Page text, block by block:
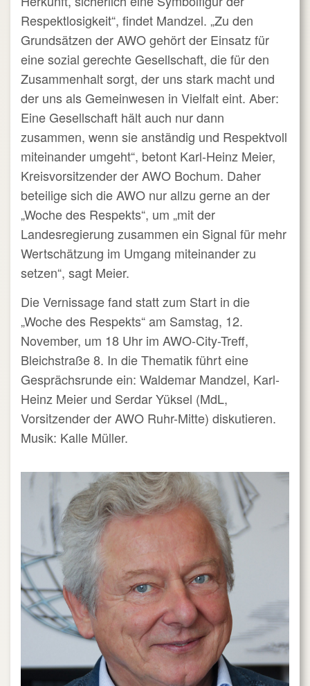
Respektlosigkeit“, findet Mandzel. „Zu den
Grundsätzen der AWO gehört der Einsatz für
eine sozial gerechte Gesellschaft, die für den
Zusammenhalt sorgt, der uns stark macht und
der uns als Gemeinwesen in Vielfalt eint. Aber:
Eine Gesellschaft hält auch nur dann
zusammen, wenn sie anständig und Respektvoll
miteinander umgeht“, betont Karl-Heinz Meier,
Kreisvorsitzender der AWO Bochum. Daher
beteilige sich die AWO nur allzu gerne an der
„Woche des Respekts“, um „mit der
Landesregierung zusammen ein Signal für mehr
Wertschätzung im Umgang miteinander zu
setzen“, sagt Meier.
Die Vernissage fand statt zum Start in die
„Woche des Respekts“ am Samstag, 12.
November, um 18 Uhr im AWO-City-Treff,
Bleichstraße 8. In die Thematik führt eine
Gesprächsrunde ein: Waldemar Mandzel, Karl-
Heinz Meier und Serdar Yüksel (MdL,
Vorsitzender der AWO Ruhr-Mitte) diskutieren.
Musik: Kalle Müller.